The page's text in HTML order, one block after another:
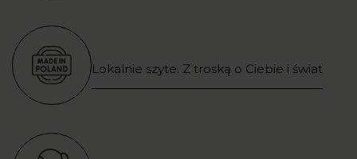
Lokalnie szyte. Z troską o Ciebie i świat